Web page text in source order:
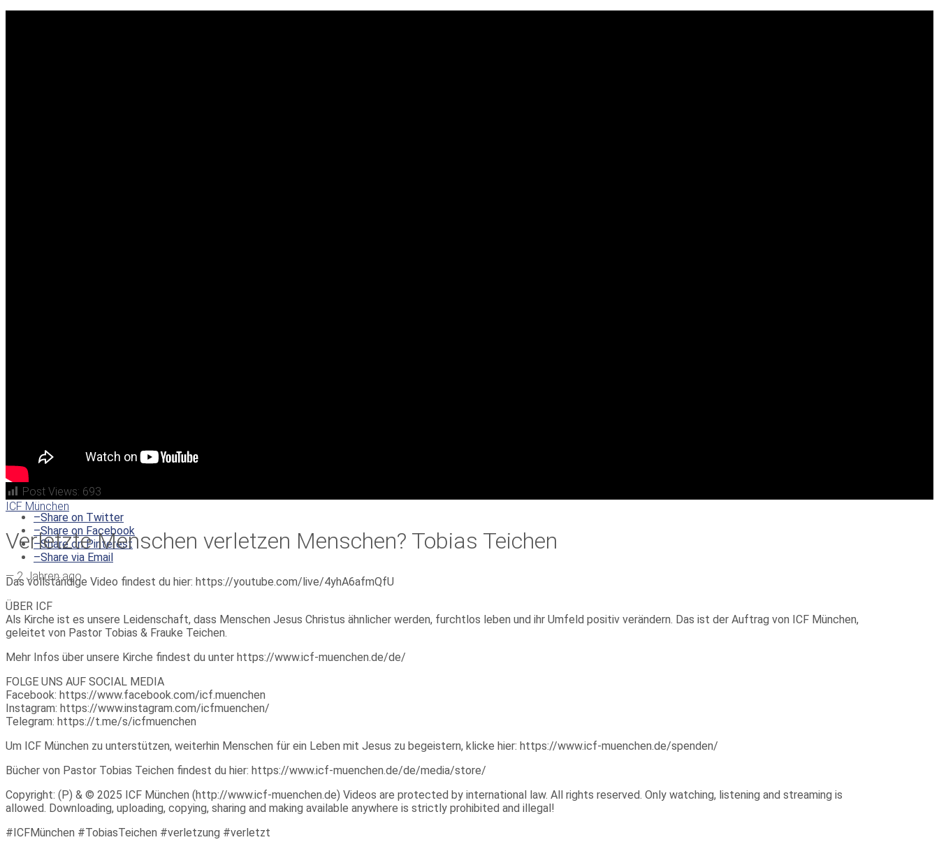
Post Views: 693
ICF München
Verletzte Menschen verletzen Menschen? Tobias Teichen
— 2 Jahren ago
–Share on Twitter
–Share on Facebook
–Share on Pinterest
–Share via Email
Das vollständige Video findest du hier: https://youtube.com/live/4yhA6afmQfU
ÜBER ICF
Als Kirche ist es unsere Leidenschaft, dass Menschen Jesus Christus ähnlicher werden, furchtlos leben und ihr Umfeld positiv verändern. Das ist der Auftrag von ICF München,
geleitet von Pastor Tobias & Frauke Teichen.
Mehr Infos über unsere Kirche findest du unter https://www.icf-muenchen.de/de/
FOLGE UNS AUF SOCIAL MEDIA
Facebook: https://www.facebook.com/icf.muenchen
Instagram: https://www.instagram.com/icfmuenchen/
Telegram: https://t.me/s/icfmuenchen
Um ICF München zu unterstützen, weiterhin Menschen für ein Leben mit Jesus zu begeistern, klicke hier: https://www.icf-muenchen.de/spenden/
Bücher von Pastor Tobias Teichen findest du hier: https://www.icf-muenchen.de/de/media/store/
Copyright: (P) & © 2025 ICF München (http://www.icf-muenchen.de) Videos are protected by international law. All rights reserved. Only watching, listening and streaming is
allowed. Downloading, uploading, copying, sharing and making available anywhere is strictly prohibited and illegal!
#ICFMünchen #TobiasTeichen #verletzung #verletzt